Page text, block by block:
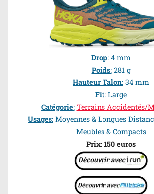
Drop: 4 mm
Poids:281 g
Hauteur Talon: 34 mm
Fit: Large
Catégorie: Terrains Accidentés/
Usages: Moyennes & Longues
Meubles & Compacts
Prix: 150 euros